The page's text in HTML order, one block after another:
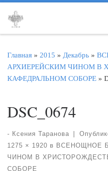
Перейти к содержимому
Главная » 2015 » Декабрь »
АРХИЕРЕЙСКИМ ЧИНОМ В
КАФЕДРАЛЬНОМ СОБОРЕ »
DSC_0674
- Ксения Таранова
1275 × 1920 в ВСЕНОЩНОЕ
ЧИНОМ В
СОБОРЕ